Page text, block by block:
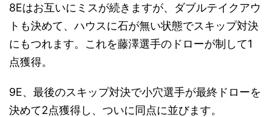
8Eはお互いにミスが続きますが、ダブルテイクアウ
トも決めて、ハウスに石が無い状態でスキップ対決
にもつれます。これを藤澤選手のドローが制して1
点獲得。
9E、最後のスキップ対決で小穴選手が最終ドローを
決めて2点獲得し、ついに同点に並びます。